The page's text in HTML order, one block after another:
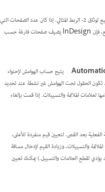
يحدد عدد الصفحات في كل توقيع لوثاق 2- الربط المثالي. إذا كان عدد الصفحات التي
سيتم وضعها لا يمكن تقسيمه بالتساوي بقيمة حجم التوقيع، فإن InDesign يضيف صفحات فارغة حسب
يتيح حساب الهوامش لإحتواء
تكون الحقول تحت الهوامش غير نشطة عند تحديد
لعلامات الملائمة والتسييلات. إذا قمت بإلغاء
بعد القص. لتعيين قيم منفردة للأعلى،
والتسييلات، وزيادة القيم لإدخال مسافة
يؤدي لقطع العلامات والتسييل.) يمكنك تعيين